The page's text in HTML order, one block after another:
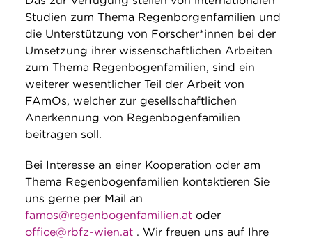
Studien zum Thema Regenborgenfamilien und
die Unterstützung von Forscher*innen bei der
Umsetzung ihrer wissenschaftlichen Arbeiten
zum Thema Regenbogenfamilien, sind ein
weiterer wesentlicher Teil der Arbeit von
FAmOs, welcher zur gesellschaftlichen
Anerkennung von Regenbogenfamilien
beitragen soll.
Bei Interesse an einer Kooperation oder am
Thema Regenbogenfamilien kontaktieren Sie
uns gerne per Mail an
famos@regenbogenfamilien.at oder
office@rbfz-wien.at . Wir freuen uns auf Ihre